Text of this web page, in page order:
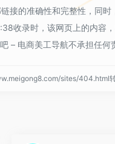
接的准确性和完整性，同时
收录时，该网页上的内容
– 电商美工导航不承担任何
sites/404.html